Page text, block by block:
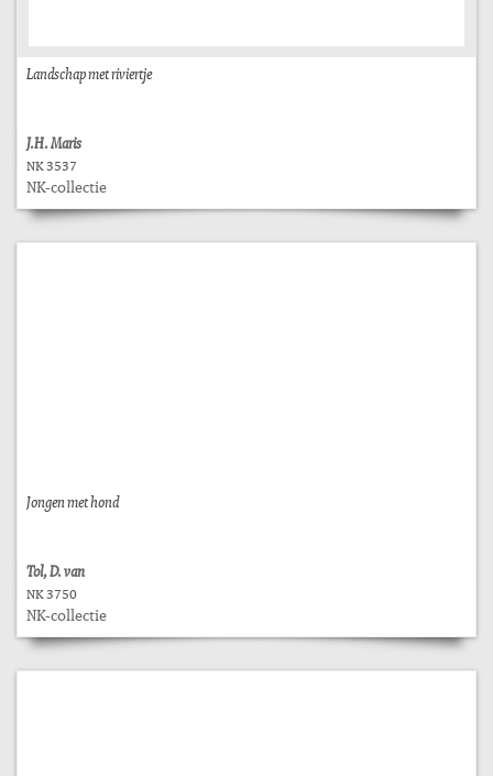
Landschap met riviertje
J.H. Maris
NK 3537
NK-collectie
Jongen met hond
Tol, D. van
NK 3750
NK-collectie